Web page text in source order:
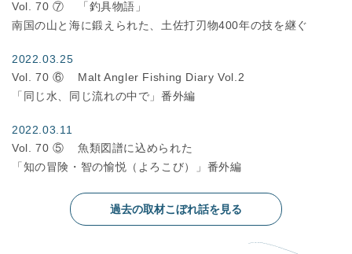
Vol. 70 ⑦
「釣具物語」
南国の山と海に鍛えられた、土佐打刃物400年の技を継ぐ
2022.03.25
Vol. 70 ⑥
Malt Angler Fishing Diary Vol.2
「同じ水、同じ流れの中で」番外編
2022.03.11
Vol. 70 ⑤
魚類図譜に込められた
「知の冒険・智の愉悦（よろこび）」番外編
2022.02.25
過去の取材こぼれ話を見る